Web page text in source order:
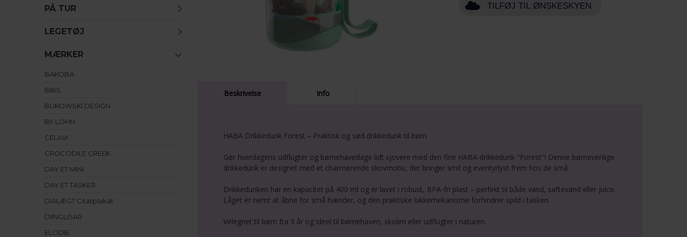
PÅ TUR
LEGETØJ
MÆRKER
BAKOBA
BIBS
BUKOWSKI DESIGN
BY LOHN
CELAVI
CROCODILE CREEK
DAY ET MINI
DAY ET TASKER
DIALÆGT Citatplakat
DIINGLISAR
ELODIE
TILFØJ TIL ØNSKESKYEN
Beskrivelse Info
HABA Drikkedunk Forest – Praktisk og sød drikkedunk til børn
Gør hverdagens udflugter og børnehavedage lidt sjovere med den fine HABA drikkedunk "Forest"! Denne børnevenlige
drikkedunk er designet med et charmerende skovmotiv, der bringer smil og eventyrlyst frem hos de små.
Drikkedunken har en kapacitet på 400 ml og er lavet i robust, BPA-fri plast – perfekt til både vand, saftevand eller juice.
Låget er nemt at åbne for små hænder, og den praktiske lukkemekanisme forhindrer spild i tasken.
Velegnet til børn fra 3 år og ideel til børnehaven, skolen eller udflugter i naturen.